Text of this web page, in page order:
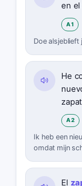
en el
A1
Doe alsjeblieft
He
A2
Ik heb een
omdat mijn
El